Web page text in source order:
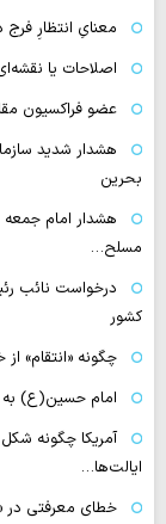
معنایِ انتظارِ
اصلاحات یا نقشه‌ای
عضو فراکسیون
هشدار شدید
بحرین
هشدار امام جمعه
مسلح…
درخواست نائب
کشور
چگونه «انتقام»
امام حسین(ع) به
ایالت‌ها…
خطای معرفتی در